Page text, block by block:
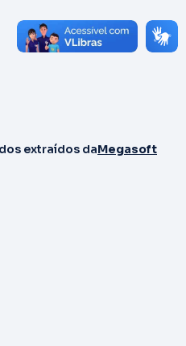
extraídos daMegasoft